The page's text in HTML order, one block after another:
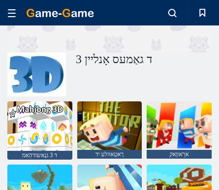
3 ד גאַמעס אָנליין
ד 3 גנָאשזדהַאמ רָאטַאוולע יד ַארַאווָאק